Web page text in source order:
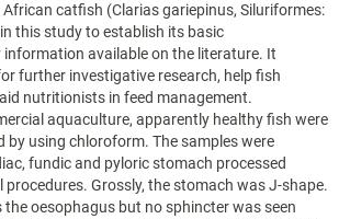
catfish (Clarias gariepinus, Siluriformes:
this study to establish its basic
available on the literature. It
further investigative research, help fish
nutritionists in feed management.
aquaculture, apparently healthy fish were
by using chloroform. The samples were
fundic and pyloric stomach processed
Grossly, the stomach was J-shape.
oesophagus but no sphincter was seen